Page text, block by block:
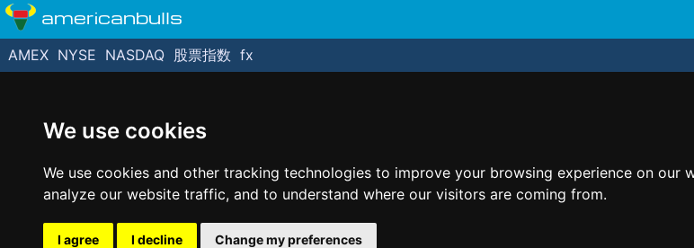
We use cookies
We use cookies and other tracking technologies to improve your browsing experience on
analyze our website traffic, and to understand where our visitors are coming from.
I agree I decline Change my preferences
americanbulls
AMEX NYSE NASDAQ 股票指数 fx